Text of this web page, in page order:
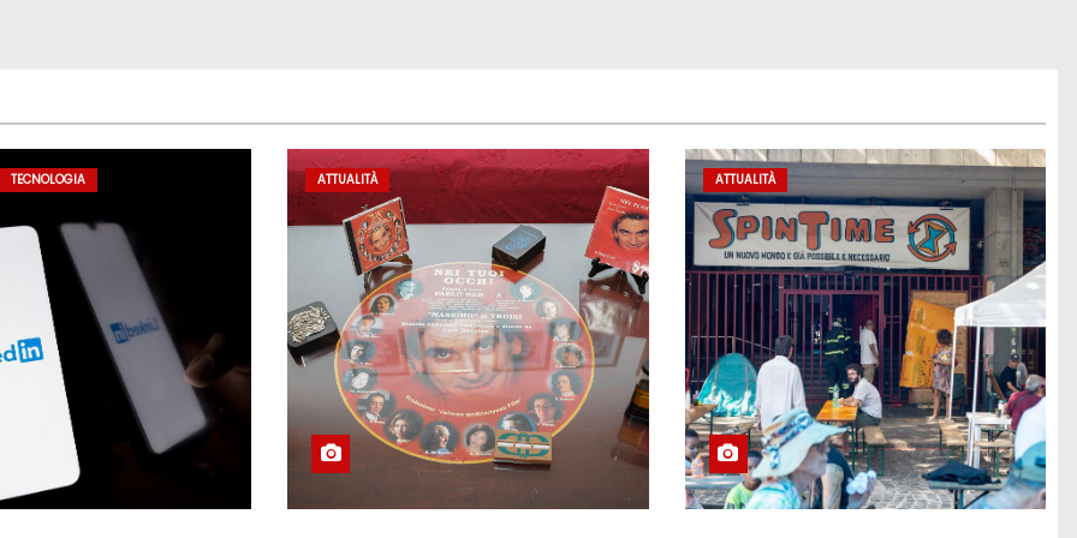
TECNOLOGIA ATTUALITÀ ATTUALITÀ